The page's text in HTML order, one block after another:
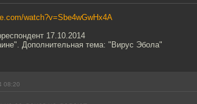
watch?v=Sbe4wGwHx4A
17.10.2014
Дополнительная тема: "Вирус Эбола"
08:20